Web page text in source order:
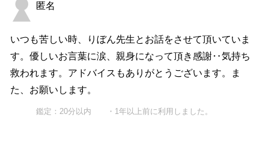
匿名
いつも苦しい時、りぼん先生とお話をさせて頂いていま
す。優しいお言葉に涙、親身になって頂き感謝‥気持ち
救われます。アドバイスもありがとうございます。ま
た、お願いします。
鑑定：20分以内 ・1年以上前に利用しました。